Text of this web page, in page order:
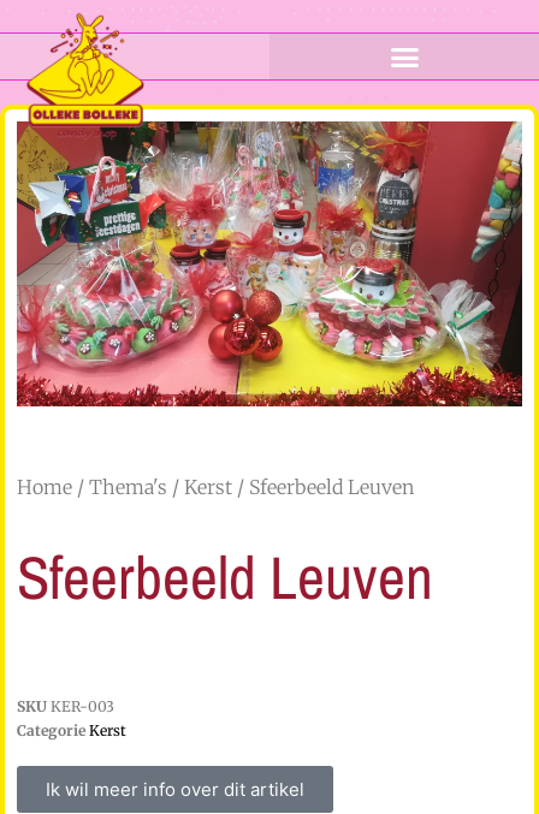
Home / Thema's / Kerst / Sfeerbeeld Leuven
Sfeerbeeld Leuven
SKU KER-003
Categorie Kerst
Ik wil meer info over dit artikel